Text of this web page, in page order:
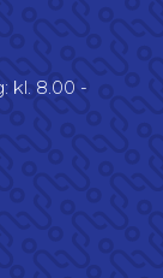
kl. 8.00 -